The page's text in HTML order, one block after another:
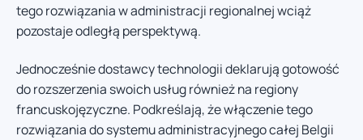
tego rozwiązania w administracji regionalnej wciąż
pozostaje odległą perspektywą.
Jednocześnie dostawcy technologii deklarują gotowość
do rozszerzenia swoich usług również na regiony
francuskojęzyczne. Podkreślają, że włączenie tego
rozwiązania do systemu administracyjnego całej Belgii